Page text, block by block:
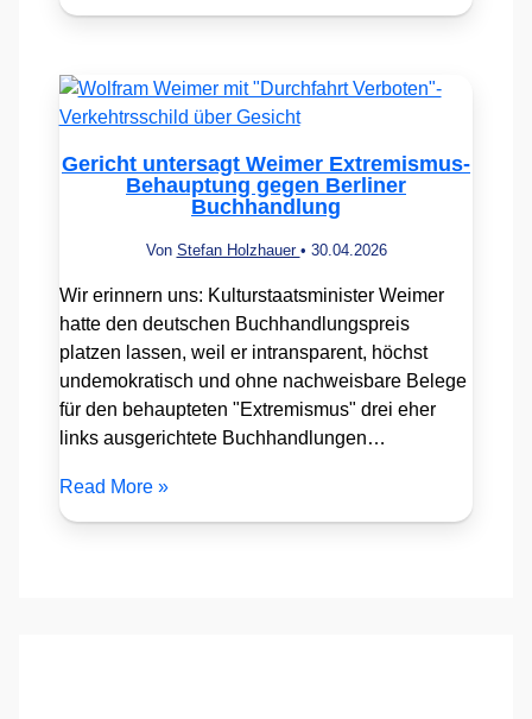
Gericht untersagt Weimer Extremismus-
Behauptung gegen Berliner
Buchhandlung
Von Stefan Holzhauer • 30.04.2026
Wir erinnern uns: Kulturstaatsminister Weimer
hatte den deutschen Buchhandlungspreis
platzen lassen, weil er intransparent, höchst
undemokratisch und ohne nachweisbare Belege
für den behaupteten "Extremismus" drei eher
links ausgerichtete Buchhandlungen…
Read More »